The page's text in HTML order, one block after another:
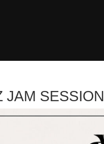
JAM SESSION